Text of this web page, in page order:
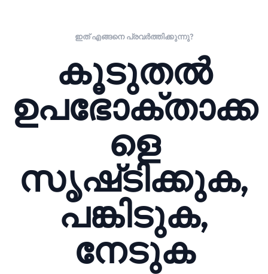
ഇത് എങ്ങനെ പ്രവർത്തിക്കുന്നു?
കൂടുതൽ
ഉപഭോക്താക്ക
ളെ
സൃഷ്‌ടിക്കുക,
പങ്കിടുക,
നേടുക